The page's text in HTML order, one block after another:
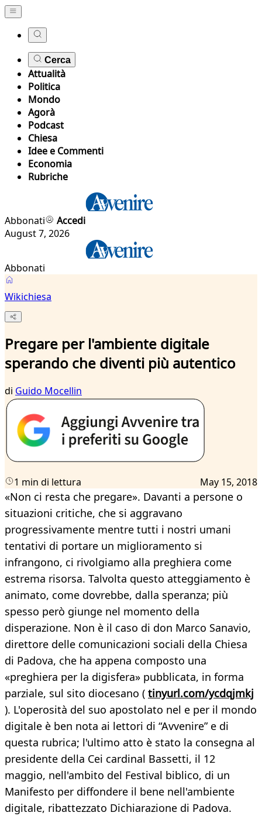
Cerca
Attualità
Politica
Mondo
Agorà
Podcast
Chiesa
Idee e Commenti
Economia
Rubriche
Abbonati
Accedi
August 7, 2026
Abbonati
Wikichiesa
Pregare per l'ambiente digitale
sperando che diventi più autentico
di Guido Mocellin
1 min di lettura May 15, 2018
«Non ci resta che pregare». Davanti a persone o
situazioni critiche, che si aggravano
progressivamente mentre tutti i nostri umani
tentativi di portare un miglioramento si
infrangono, ci rivolgiamo alla preghiera come
estrema risorsa. Talvolta questo atteggiamento è
animato, come dovrebbe, dalla speranza; più
spesso però giunge nel momento della
disperazione. Non è il caso di don Marco Sanavio,
direttore delle comunicazioni sociali della Chiesa
di Padova, che ha appena composto una
«preghiera per la digisfera» pubblicata, in forma
parziale, sul sito diocesano ( tinyurl.com/ycdqjmkj
). L'operosità del suo apostolato nel e per il mondo
digitale è ben nota ai lettori di “Avvenire” e di
questa rubrica; l'ultimo atto è stato la consegna al
presidente della Cei cardinal Bassetti, il 12
maggio, nell'ambito del Festival biblico, di un
Manifesto per diffondere il bene nell'ambiente
digitale, ribattezzato Dichiarazione di Padova.